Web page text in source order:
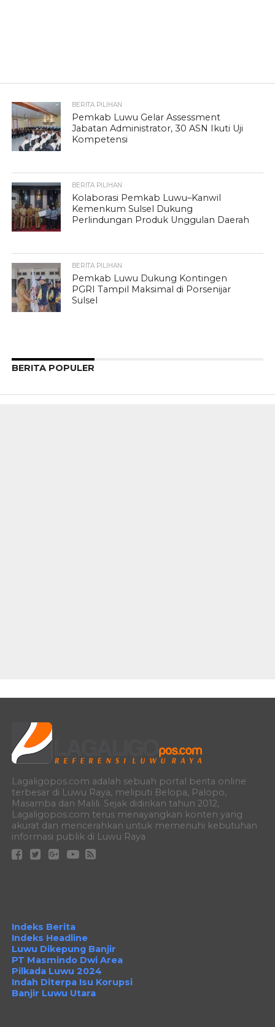
BERITA PILIHAN
Pemkab Luwu Gelar Assessment
Jabatan Administrator, 30 ASN Ikuti Uji
Kompetensi
BERITA PILIHAN
Kolaborasi Pemkab Luwu–Kanwil
Kemenkum Sulsel Dukung
Perlindungan Produk Unggulan Daerah
BERITA PILIHAN
Pemkab Luwu Dukung Kontingen
PGRI Tampil Maksimal di Porsenijar
Sulsel
BERITA POPULER
Lagaligopos.com adalah sebuah portal berita online
terbesar di Luwu Raya, meliputi Belopa, Palopo,
Masamba dan Malili. Sejak didirikan tahun 2012,
Lagaligopos.com terus menayangkan konten yang
akurat dan mencerahkan untuk memenuhi kebutuhan
informasi publik di Luwu Raya
Indeks Berita
Indeks Headline
Luwu Dikepung Banjir
PT Masmindo Dwi Area
Pilkada Luwu 2024
Indah Diterpa Isu Korupsi
Banjir Luwu Utara